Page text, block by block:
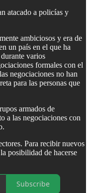
atacado a policías y
ambiciosos y era de
un país en el que ha
varios
formales con el
negociaciones no han
para las personas que
armados de
a las negociaciones con
Para recibir nuevos
posibilidad de hacerse
Subscribe